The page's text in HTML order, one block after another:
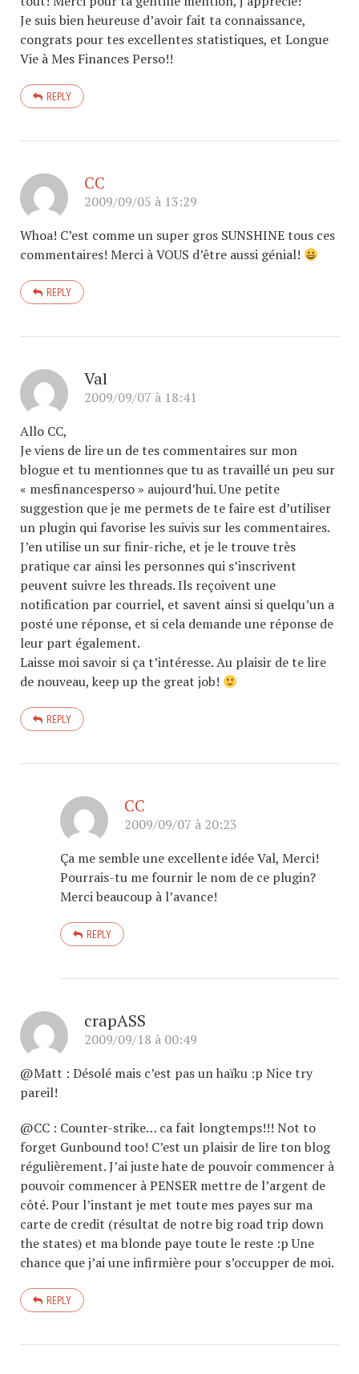
Je suis bien heureuse d’avoir fait ta connaissance,
congrats pour tes excellentes statistiques, et Longue
Vie à Mes Finances Perso!!
REPLY
CC
2009/09/05 à 13:29
Whoa! C’est comme un super gros SUNSHINE tous ces
commentaires! Merci à VOUS d’être aussi génial!
REPLY
Val
2009/09/07 à 18:41
Allo CC,
Je viens de lire un de tes commentaires sur mon
blogue et tu mentionnes que tu as travaillé un peu sur
« mesfinancesperso » aujourd’hui. Une petite
suggestion que je me permets de te faire est d’utiliser
un plugin qui favorise les suivis sur les commentaires.
J’en utilise un sur finir-riche, et je le trouve très
pratique car ainsi les personnes qui s’inscrivent
peuvent suivre les threads. Ils reçoivent une
notification par courriel, et savent ainsi si quelqu’un a
posté une réponse, et si cela demande une réponse de
leur part également.
Laisse moi savoir si ça t’intéresse. Au plaisir de te lire
de nouveau, keep up the great job!
REPLY
CC
2009/09/07 à 20:23
Ça me semble une excellente idée Val, Merci!
Pourrais-tu me fournir le nom de ce plugin?
Merci beaucoup à l’avance!
REPLY
crapASS
2009/09/18 à 00:49
@Matt : Désolé mais c’est pas un haïku :p Nice try
pareil!
@CC : Counter-strike… ca fait longtemps!!! Not to
forget Gunbound too! C’est un plaisir de lire ton blog
régulièrement. J’ai juste hate de pouvoir commencer à
pouvoir commencer à PENSER mettre de l’argent de
côté. Pour l’instant je met toute mes payes sur ma
carte de credit (résultat de notre big road trip down
the states) et ma blonde paye toute le reste :p Une
chance que j’ai une infirmière pour s’occupper de moi.
REPLY